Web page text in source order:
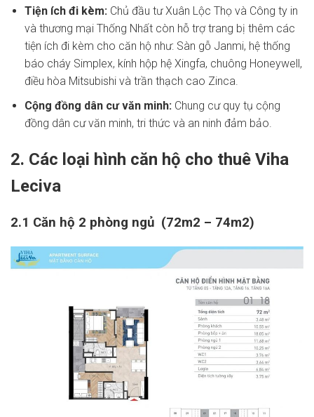
Tiện ích đi kèm: Chủ đầu tư Xuân Lộc Thọ và Công ty in
và thương mại Thống Nhất còn hỗ trợ trang bị thêm các
tiện ích đi kèm cho căn hộ như: Sàn gỗ Janmi, hệ thống
báo cháy Simplex, kính hộp hệ Xingfa, chuông Honeywell,
điều hòa Mitsubishi và trần thạch cao Zinca.
Cộng đồng dân cư văn minh: Chung cư quy tụ cộng
đồng dân cư văn minh, tri thức và an ninh đảm bảo.
2. Các loại hình căn hộ cho thuê Viha
Leciva
2.1 Căn hộ 2 phòng ngủ (72m2 – 74m2)